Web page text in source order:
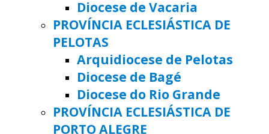
Diocese de Vacaria
PROVÍNCIA ECLESIÁSTICA DE
PELOTAS
Arquidiocese de Pelotas
Diocese de Bagé
Diocese do Rio Grande
PROVÍNCIA ECLESIÁSTICA DE
PORTO ALEGRE